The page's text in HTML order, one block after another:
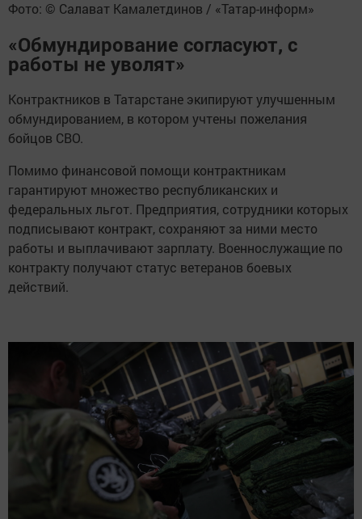
Фото: © Салават Камалетдинов / «Татар-информ»
«Обмундирование согласуют, с
работы не уволят»
Контрактников в Татарстане экипируют улучшенным
обмундированием, в котором учтены пожелания
бойцов СВО.
Помимо финансовой помощи контрактникам
гарантируют множество республиканских и
федеральных льгот. Предприятия, сотрудники которых
подписывают контракт, сохраняют за ними место
работы и выплачивают зарплату. Военнослужащие по
контракту получают статус ветеранов боевых
действий.